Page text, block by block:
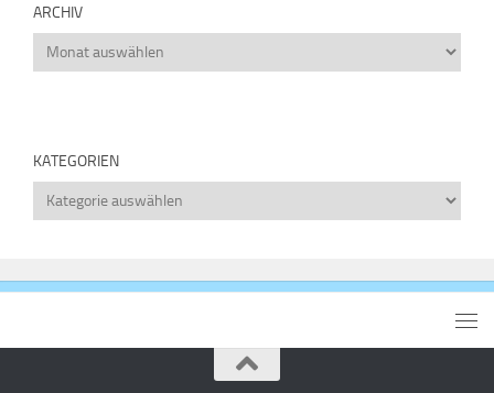
ARCHIV
Archiv
KATEGORIEN
Kategorien